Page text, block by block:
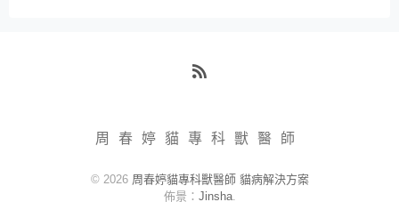
周春婷貓專科獸醫師
© 2026 周春婷貓專科獸醫師 貓病解決方案
佈景： Jinsha.